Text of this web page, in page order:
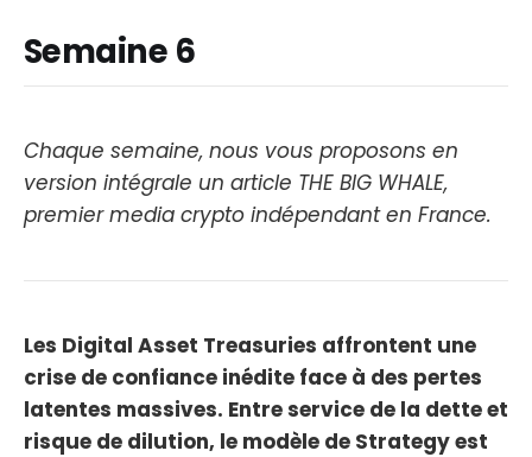
Semaine 6
Chaque semaine, nous vous proposons en
version intégrale un article THE BIG WHALE,
premier media crypto indépendant en France.
Les Digital Asset Treasuries affrontent une
crise de confiance inédite face à des pertes
latentes massives. Entre service de la dette et
risque de dilution, le modèle de Strategy est